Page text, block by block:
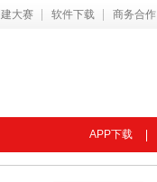
大赛 软件下载 商务合作
APP下载